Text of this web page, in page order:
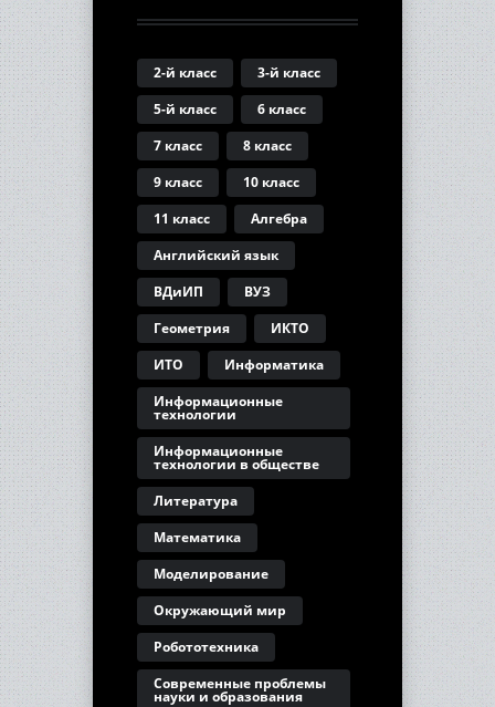
2-й класс
3-й класс
5-й класс
6 класс
7 класс
8 класс
9 класс
10 класс
11 класс
Алгебра
Английский язык
ВДиИП
ВУЗ
Геометрия
ИКТО
ИТО
Информатика
Информационные
технологии
Информационные
технологии в обществе
Литература
Математика
Моделирование
Окружающий мир
Робототехника
Современные проблемы
науки и образования